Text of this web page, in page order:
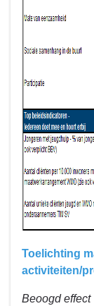
Toelichting
activiteiten/
Beoogd effect